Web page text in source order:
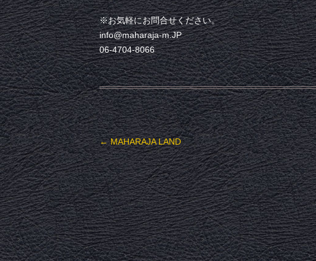
※お気軽にお問合せください。
info@maharaja-m.JP
06-4704-8066
投稿ナビゲーション
←MAHARAJA LAND